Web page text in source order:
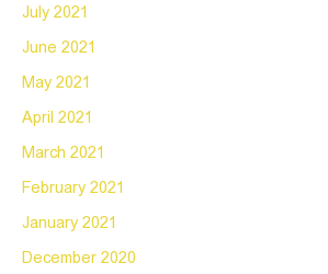
July 2021
June 2021
May 2021
April 2021
March 2021
February 2021
January 2021
December 2020